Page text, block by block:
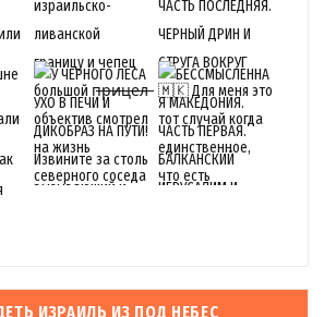
ИЗРАИЛЬ ИЗ ПОД НЕБЕС